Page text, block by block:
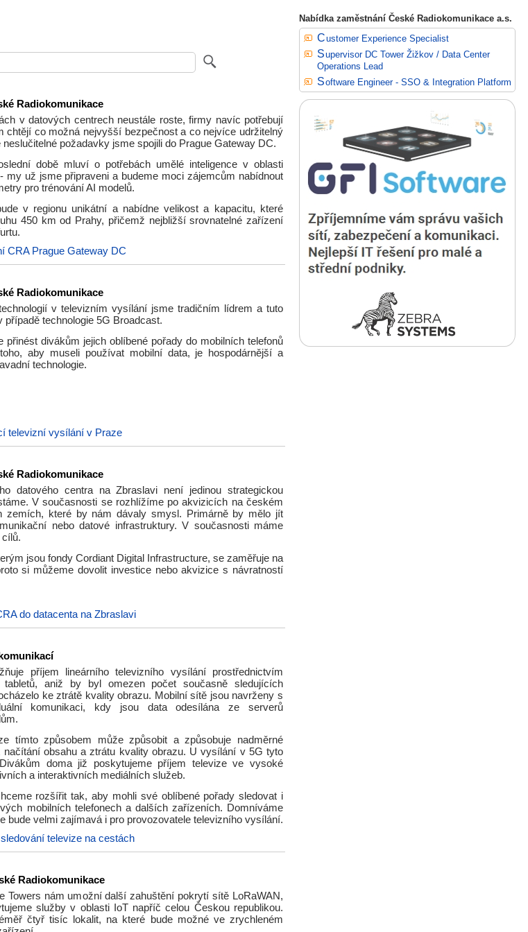
Radiokomunikace
v datových centrech neustále roste, firmy navíc potřebují
chtějí co možná nejvyšší bezpečnost a co nejvíce udržitelný
neslučitelné požadavky jsme spojili do Prague Gateway DC.
době mluví o potřebách umělé inteligence v oblasti
my už jsme připraveni a budeme moci zájemcům nabídnout
pro trénování AI modelů.
v regionu unikátní a nabídne velikost a kapacitu, které
450 km od Prahy, přičemž nejbližší srovnatelné zařízení
CRA Prague Gateway DC
Radiokomunikace
v televizním vysílání jsme tradičním lídrem a tuto
případě technologie 5G Broadcast.
přinést divákům jejich oblíbené pořady do mobilních telefonů
aby museli používat mobilní data, je hospodárnější a
technologie.
televizní vysílání v Praze
Radiokomunikace
datového centra na Zbraslavi není jedinou strategickou
V současnosti se rozhlížíme po akvizicích na českém
zemích, které by nám dávaly smysl. Primárně by mělo jít
nebo datové infrastruktury. V současnosti máme
jsou fondy Cordiant Digital Infrastructure, se zaměřuje na
si můžeme dovolit investice nebo akvizice s návratností
do datacenta na Zbraslavi
příjem lineárního televizního vysílání prostřednictvím
aniž by byl omezen počet současně sledujících
ke ztrátě kvality obrazu. Mobilní sítě jsou navrženy s
komunikaci, kdy jsou data odesílána ze serverů
tímto způsobem může způsobit a způsobuje nadměrné
obsahu a ztrátu kvality obrazu. U vysílání v 5G tyto
doma již poskytujeme příjem televize ve vysoké
a interaktivních mediálních služeb.
rozšířit tak, aby mohli své oblíbené pořady sledovat i
mobilních telefonech a dalších zařízeních. Domníváme
bude velmi zajímavá i pro provozovatele televizního vysílání.
televize na cestách
Radiokomunikace
Towers nám umožní další zahuštění pokrytí sítě LoRaWAN,
služby v oblasti IoT napříč celou Českou republikou.
čtyř tisíc lokalit, na které bude možné ve zrychleném
Nabídka zaměstnání České Radiokomunikace a.s.
Customer Experience Specialist
Supervisor DC Tower Žižkov / Data Center
Operations Lead
Software Engineer - SSO & Integration Platform